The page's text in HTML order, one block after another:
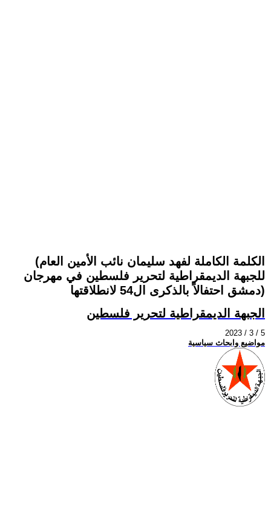
(الكلمة الكاملة لفهد سليمان نائب الأمين العام
للجبهة الديمقراطية لتحرير فلسطين في مهرجان
دمشق احتفالاً بالذكرى ال54 لانطلاقتها)
الجبهة الديمقراطية لتحرير فلسطين
2023 / 3 / 5
مواضيع وابحاث سياسية